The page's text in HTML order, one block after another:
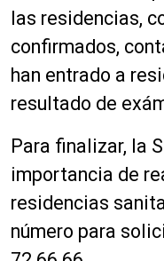
las residencias,
confirmados,
han entrado a
resultado de
Para finalizar, la
importancia de
residencias
número para